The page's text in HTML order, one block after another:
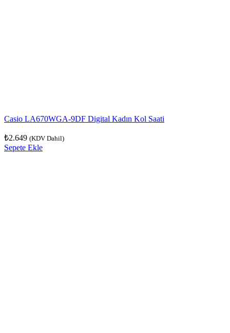
Casio LA670WGA-9DF Digital Kadın Kol Saati
₺2.649 (KDV Dahil)
Sepete Ekle